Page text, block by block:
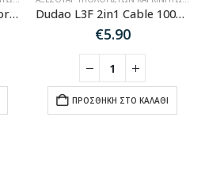
Ugreen NW116 connector for RJ45 Cat. twisted pair network cables. 5e/6 up to 100m 1Gb/s – μαύρο Dudao L3F 2in1 Cable 100W 1.2m 2 x USB-C – Black
€5.90
ΠΡΟΣΘΉΚΗ ΣΤΟ ΚΑΛΆΘΙ